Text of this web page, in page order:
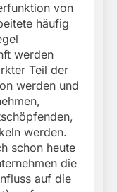
von
häufig
werden
Teil der
werden und
werden.
schon heute
die
auf die